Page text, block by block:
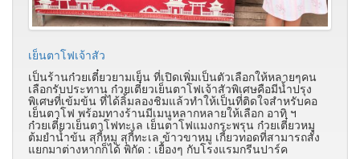
เย็นตาโฟเจ้าสัว
เป็นร้านก๋วยเตี๋ยวยามเย็น ที่เปิดเพิ่มเป็นตัวเลือกให้หลายๆคน
เลือกรับประทาน ก๋วยเตี๋ยวเย็นตาโฟเจ้าสัวพิเศษคือมีน้ำปรุง
พิเศษที่เข้มข้น ที่ได้ลิ้มลองชิมแล้วทำให้เป็นที่ติดใจสำหรับคอ
เย็นตาโฟ พร้อมทางร้านมีเมนูหลากหลายให้เลือก อาทิ ฯ
ก๋วยเตี๋ยวเย็นตาโฟทะเล เย็นตาโฟแมงกระพรุน ก๋วยเตี๋ยวหมู
ต้มยำน้ำข้น สุกี้หมู สุกี้ทะเล ข้าวขาหมู เกี้ยวทอดที่สามารถสั่ง
แยกมาต่างหากก็ได้ พิกัด : เยื้องๆ กับโรงแรมกรีนปาร์ค